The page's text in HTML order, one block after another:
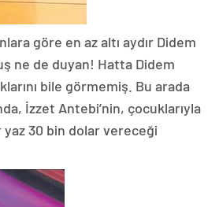
göre en az altı aydır Didem
ne de duyan! Hatta Didem
bile görmemiş. Bu arada
İzzet Antebi’nin, çocuklarıyla
30 bin dolar vereceği